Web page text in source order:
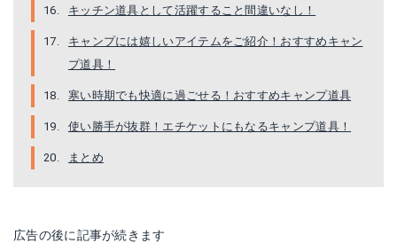
キッチン道具として活躍すること間違いなし！
キャンプには嬉しいアイテムをご紹介！おすすめキャン
プ道具！
寒い時期でも快適に過ごせる！おすすめキャンプ道具
使い勝手が抜群！エチケットにもなるキャンプ道具！
まとめ
広告の後に記事が続きます
マルチLEDランタン
楽天で詳細を見る